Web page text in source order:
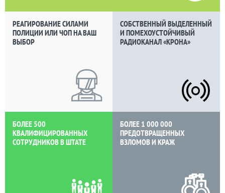
РЕАГИРОВАНИЕ СИЛАМИ
ПОЛИЦИИ ИЛИ ЧОП НА ВАШ
ВЫБОР
СОБСТВЕННЫЙ ВЫДЕЛЕННЫЙ
И ПОМЕХОУСТОЙЧИВЫЙ
РАДИОКАНАЛ «КРОНА»
БОЛЕЕ 500
КВАЛИФИЦИРОВАННЫХ
СОТРУДНИКОВ В ШТАТЕ
БОЛЕЕ 1 000 000
ПРЕДОТВРАЩЕННЫХ
ВЗЛОМОВ И КРАЖ